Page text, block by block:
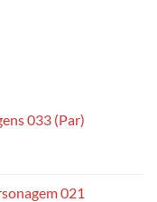
033 (Par)
021